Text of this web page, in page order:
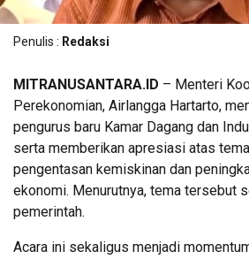
Penulis : Redaksi
MITRANUSANTARA.ID – Menteri
Perekonomian, Airlangga Hartarto,
pengurus baru Kamar Dagang dan
serta memberikan apresiasi atas
pengentasan kemiskinan dan
ekonomi. Menurutnya, tema tersebut
pemerintah.
Acara ini sekaligus menjadi